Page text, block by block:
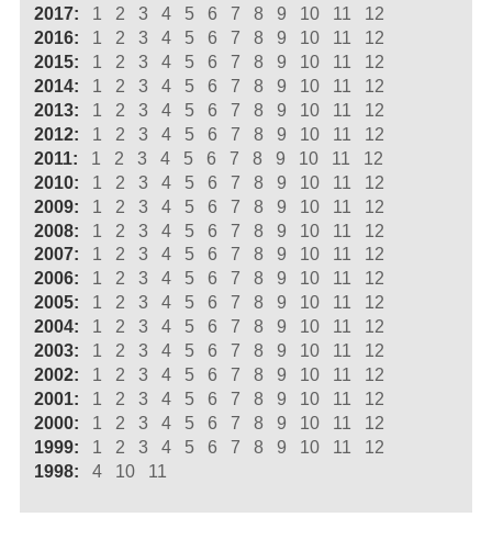
2017:
1 2 3 4 5 6 7 8 9 10 11
12
2016:
1 2 3 4 5 6 7 8 9 10 11
12
2015:
1 2 3 4 5 6 7 8 9 10 11
12
2014:
1 2 3 4 5 6 7 8 9 10 11
12
2013:
1 2 3 4 5 6 7 8 9 10 11
12
2012:
1 2 3 4 5 6 7 8 9 10 11
12
2011:
1 2 3 4 5 6 7 8 9 10 11
12
2010:
1 2 3 4 5 6 7 8 9 10 11
12
2009:
1 2 3 4 5 6 7 8 9 10 11
12
2008:
1 2 3 4 5 6 7 8 9 10 11
12
2007:
1 2 3 4 5 6 7 8 9 10 11
12
2006:
1 2 3 4 5 6 7 8 9 10 11
12
2005:
1 2 3 4 5 6 7 8 9 10 11
12
2004:
1 2 3 4 5 6 7 8 9 10 11
12
2003:
1 2 3 4 5 6 7 8 9 10 11
12
2002:
1 2 3 4 5 6 7 8 9 10 11
12
2001:
1 2 3 4 5 6 7 8 9 10 11
12
2000:
1 2 3 4 5 6 7 8 9 10 11
12
1999:
1 2 3 4 5 6 7 8 9 10 11
12
1998:
4 10 11